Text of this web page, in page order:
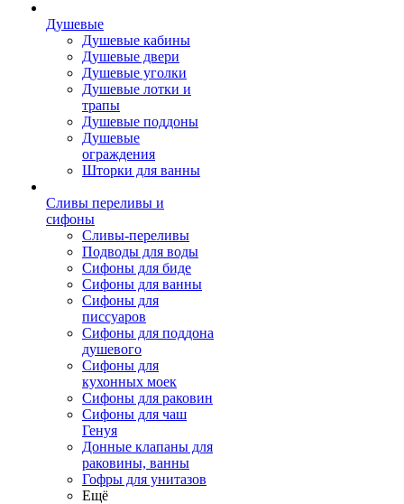
Душевые
Душевые кабины
Душевые двери
Душевые уголки
Душевые лотки и
трапы
Душевые поддоны
Душевые
ограждения
Шторки для ванны
Сливы переливы и
сифоны
Сливы-переливы
Подводы для воды
Сифоны для биде
Сифоны для ванны
Сифоны для
писсуаров
Сифоны для поддона
душевого
Сифоны для
кухонных моек
Сифоны для раковин
Сифоны для чаш
Генуя
Донные клапаны для
раковины, ванны
Гофры для унитазов
Ещё